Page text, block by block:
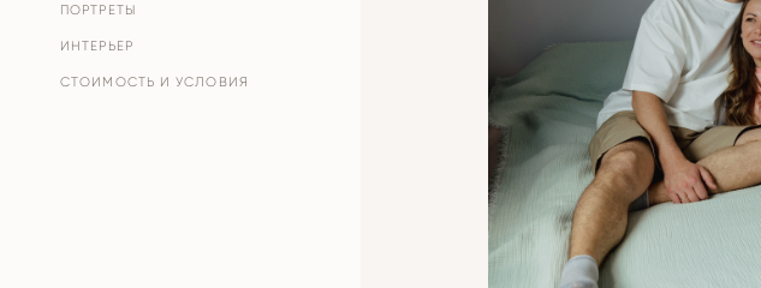
ПОРТРЕТЫ
ИНТЕРЬЕР
СТОИМОСТЬ И УСЛОВИЯ